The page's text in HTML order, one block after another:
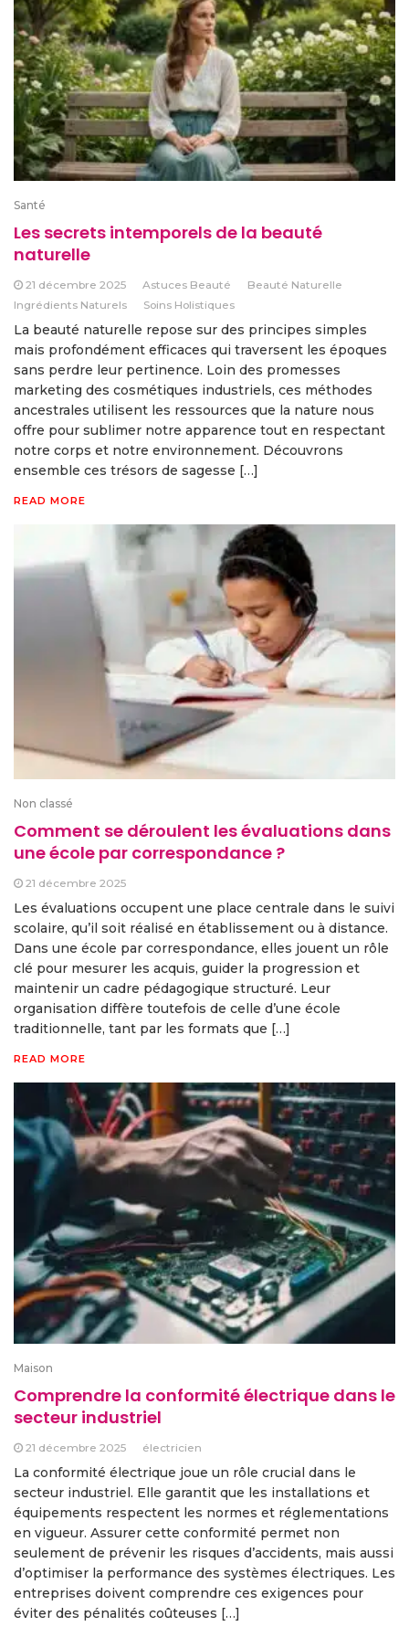
Santé
Les secrets intemporels de la beauté
naturelle
21 décembre 2025 Astuces Beauté
Beauté Naturelle
Ingrédients Naturels
Soins Holistiques
La beauté naturelle repose sur des principes simples
mais profondément efficaces qui traversent les époques
sans perdre leur pertinence. Loin des promesses
marketing des cosmétiques industriels, ces méthodes
ancestrales utilisent les ressources que la nature nous
offre pour sublimer notre apparence tout en respectant
notre corps et notre environnement. Découvrons
ensemble ces trésors de sagesse […]
READ MORE
Non classé
Comment se déroulent les évaluations dans
une école par correspondance ?
21 décembre 2025
Les évaluations occupent une place centrale dans le suivi
scolaire, qu’il soit réalisé en établissement ou à distance.
Dans une école par correspondance, elles jouent un rôle
clé pour mesurer les acquis, guider la progression et
maintenir un cadre pédagogique structuré. Leur
organisation diffère toutefois de celle d’une école
traditionnelle, tant par les formats que […]
READ MORE
Maison
Comprendre la conformité électrique dans le
secteur industriel
21 décembre 2025 électricien
La conformité électrique joue un rôle crucial dans le
secteur industriel. Elle garantit que les installations et
équipements respectent les normes et réglementations
en vigueur. Assurer cette conformité permet non
seulement de prévenir les risques d’accidents, mais aussi
d’optimiser la performance des systèmes électriques. Les
entreprises doivent comprendre ces exigences pour
éviter des pénalités coûteuses […]